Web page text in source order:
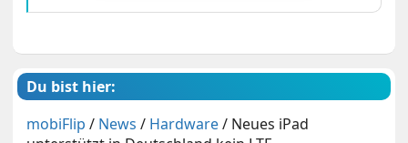
Du bist hier:
mobiFlip / News / Hardware/ Neues iPad